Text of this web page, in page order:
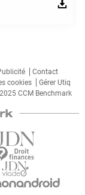
Contact
cookies
Gérer Utiq
CCM Benchmark